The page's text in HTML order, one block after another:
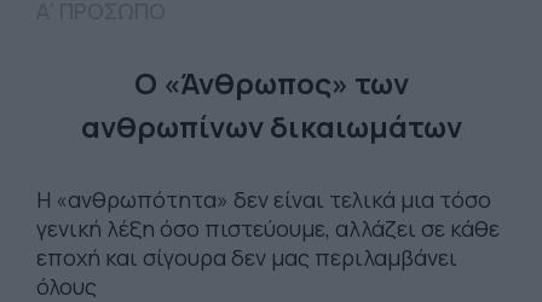
Ο «Άνθρωπος» των
ανθρωπίνων δικαιωμάτων
Η «ανθρωπότητα» δεν είναι τελικά μια τόσο
γενική λέξη όσο πιστεύουμε, αλλάζει σε κάθε
εποχή και σίγουρα δεν μας περιλαμβάνει
όλους